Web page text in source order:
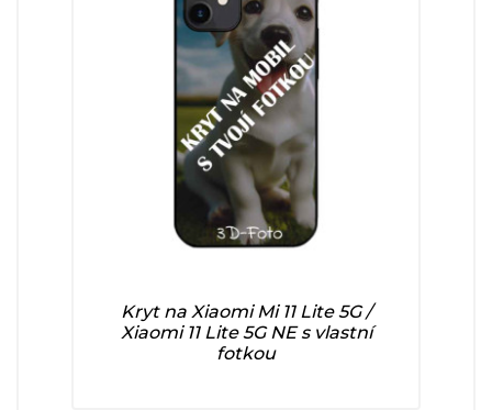
Kryt na Xiaomi Mi 11 Lite 5G /
Xiaomi 11 Lite 5G NE s vlastní
fotkou